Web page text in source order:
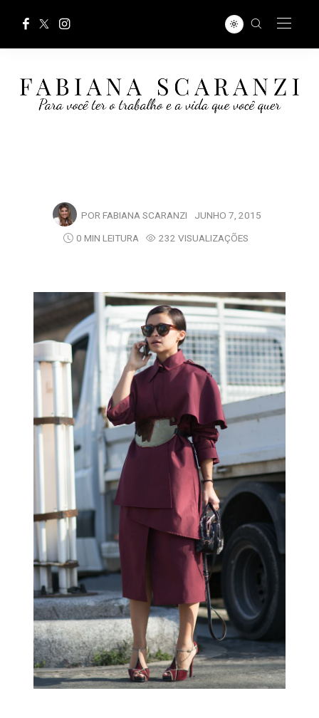
POR FABIANA SCARANZI JUNHO 7, 2015
0 MIN LEITURA
232 VISUALIZAÇÕES